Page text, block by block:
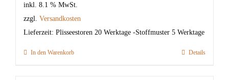
inkl. 8.1 % MwSt.
zzgl. Versandkosten
Lieferzeit: Plisseestoren 20 Werktage -Stoffmuster 5 Werktage
In den Warenkorb Details